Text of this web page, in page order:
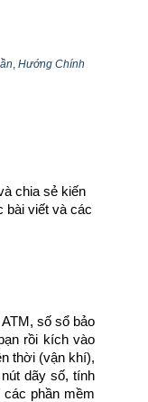
có giới thiệu chi
(百忌謌)hoặc
, Hướng Chính
chia sẻ kiến
bài viết và các
số sổ bảo
rồi kích vào
thời (vận khí),
dãy số, tính
phần mềm